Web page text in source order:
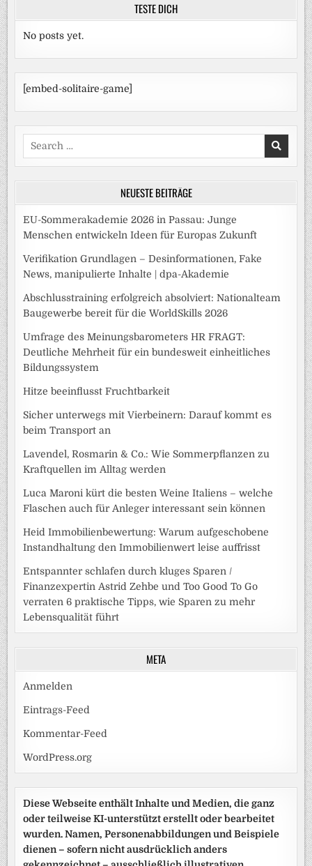
TESTE DICH
No posts yet.
[embed-solitaire-game]
Search
for:
NEUESTE BEITRÄGE
EU-Sommerakademie 2026 in Passau: Junge
Menschen entwickeln Ideen für Europas Zukunft
Verifikation Grundlagen – Desinformationen, Fake
News, manipulierte Inhalte | dpa-Akademie
Abschlusstraining erfolgreich absolviert: Nationalteam
Baugewerbe bereit für die WorldSkills 2026
Umfrage des Meinungsbarometers HR FRAGT:
Deutliche Mehrheit für ein bundesweit einheitliches
Bildungssystem
Hitze beeinflusst Fruchtbarkeit
Sicher unterwegs mit Vierbeinern: Darauf kommt es
beim Transport an
Lavendel, Rosmarin & Co.: Wie Sommerpflanzen zu
Kraftquellen im Alltag werden
Luca Maroni kürt die besten Weine Italiens – welche
Flaschen auch für Anleger interessant sein können
Heid Immobilienbewertung: Warum aufgeschobene
Instandhaltung den Immobilienwert leise auffrisst
Entspannter schlafen durch kluges Sparen /
Finanzexpertin Astrid Zehbe und Too Good To Go
verraten 6 praktische Tipps, wie Sparen zu mehr
Lebensqualität führt
META
Anmelden
Eintrags-Feed
Kommentar-Feed
WordPress.org
Diese Webseite enthält Inhalte und Medien, die ganz
oder teilweise KI-unterstützt erstellt oder bearbeitet
wurden. Namen, Personenabbildungen und Beispiele
dienen – sofern nicht ausdrücklich anders